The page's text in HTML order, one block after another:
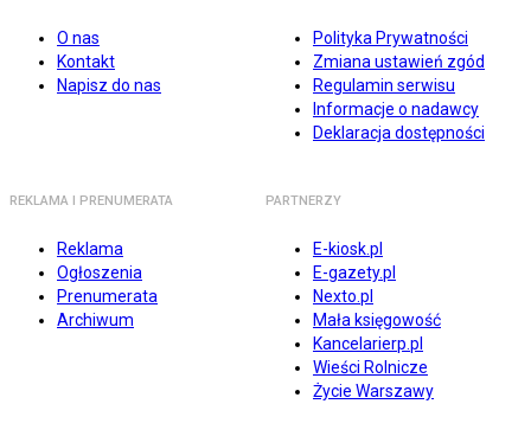
O nas
Kontakt
Napisz do nas
Polityka Prywatności
Zmiana ustawień zgód
Regulamin serwisu
Informacje o nadawcy
Deklaracja dostępności
REKLAMA I PRENUMERATA
Reklama
Ogłoszenia
Prenumerata
Archiwum
PARTNERZY
E-kiosk.pl
E-gazety.pl
Nexto.pl
Mała księgowość
Kancelarierp.pl
Wieści Rolnicze
Życie Warszawy